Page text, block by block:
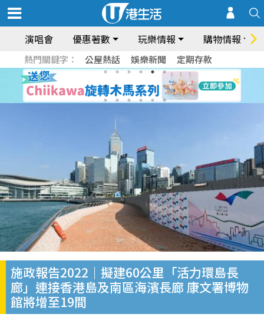
演唱會 優惠著數 玩樂情報 購物情報
熱門關鍵字： 公屋熱話 娛樂新聞 定期存款
施政報告2022｜擬建60公里「活力環島長
廊」連接香港島及南區海濱長廊 康文署博物
館將增至19間